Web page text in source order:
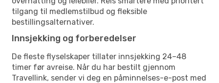
tilgang til medlemstilbud og fleksible
bestillingsalternativer.
Innsjekking og forberedelser
De fleste flyselskaper tillater innsjekking 24–48
timer før avreise. Når du har bestilt gjennom
Travellink, sender vi deg en påminnelses-e-post med